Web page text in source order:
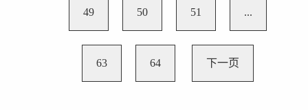
49 50 51 ...
63 64 下一页